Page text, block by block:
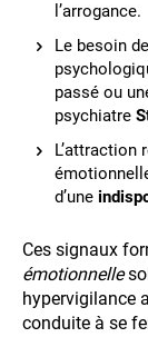
l’arrogance.
Le besoin
passé ou
psychiatre
L’attraction
d’une
Ces signaux
émotionnelle
hypervigilance
conduite à se